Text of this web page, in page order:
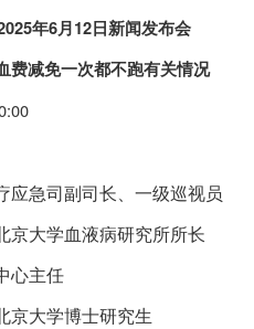
年6月12日新闻发布会
费减免一次都不跑有关情况
急司副司长、一级巡视员
大学血液病研究所所长
心主任
大学博士研究生